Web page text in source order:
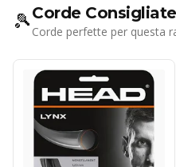
🎾Corde Consigliate
Corde perfette per questa